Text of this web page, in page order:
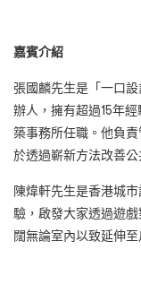
嘉賓介紹
張國麟先生是「一口
辦人，擁有超過15年
築事務所任職。他負
於透過嶄新方法改善
陳煒軒先生是香港城
驗，啟發大家透過遊
闊無論室內以致延伸